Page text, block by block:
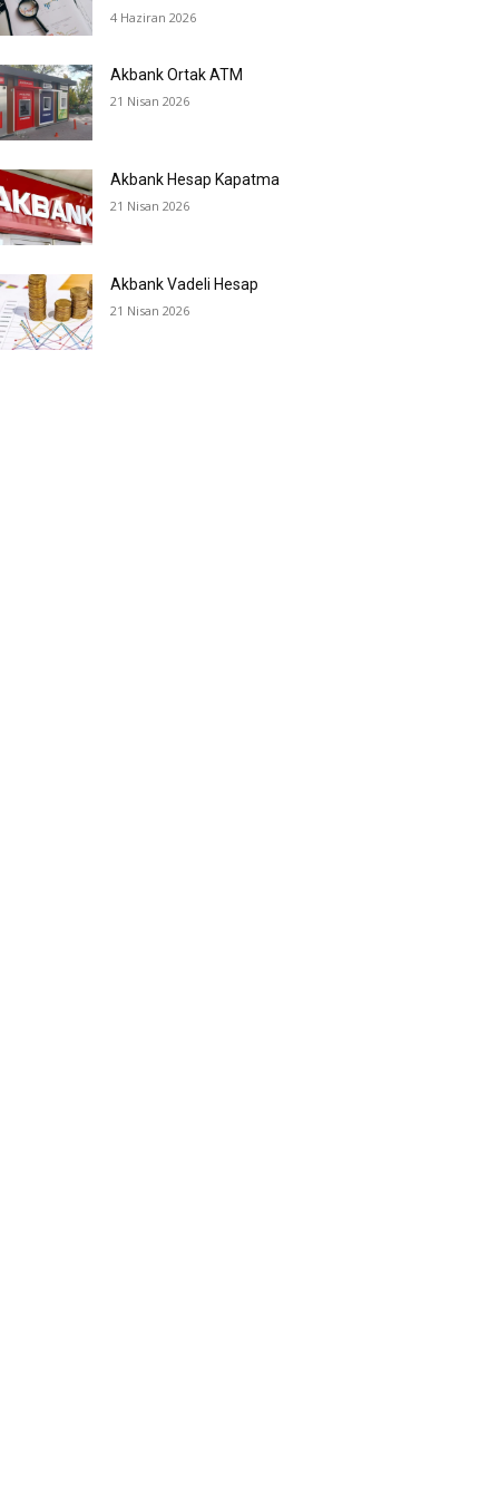
4 Haziran 2026
Akbank Ortak ATM
21 Nisan 2026
Akbank Hesap Kapatma
21 Nisan 2026
Akbank Vadeli Hesap
21 Nisan 2026